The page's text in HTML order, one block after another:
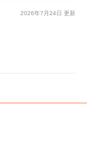
2026年7月24日 更新